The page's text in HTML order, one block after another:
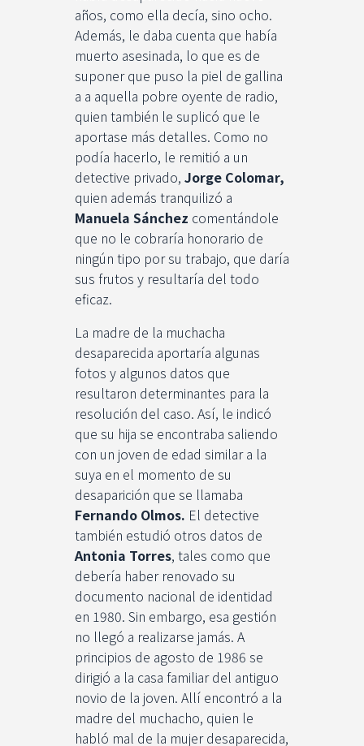
años, como ella decía, sino ocho.
Además, le daba cuenta que había
muerto asesinada, lo que es de
suponer que puso la piel de gallina
a a aquella pobre oyente de radio,
quien también le suplicó que le
aportase más detalles. Como no
podía hacerlo, le remitió a un
detective privado, Jorge Colomar,
quien además tranquilizó a
Manuela Sánchez comentándole
que no le cobraría honorario de
ningún tipo por su trabajo, que daría
sus frutos y resultaría del todo
eficaz.
La madre de la muchacha
desaparecida aportaría algunas
fotos y algunos datos que
resultaron determinantes para la
resolución del caso. Así, le indicó
que su hija se encontraba saliendo
con un joven de edad similar a la
suya en el momento de su
desaparición que se llamaba
Fernando Olmos. El detective
también estudió otros datos de
Antonia Torres, tales como que
debería haber renovado su
documento nacional de identidad
en 1980. Sin embargo, esa gestión
no llegó a realizarse jamás. A
principios de agosto de 1986 se
dirigió a la casa familiar del antiguo
novio de la joven. Allí encontró a la
madre del muchacho, quien le
habló mal de la mujer desaparecida,